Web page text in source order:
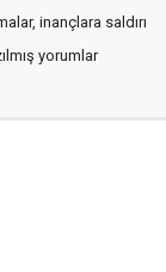
inançlara saldırı
yorumlar